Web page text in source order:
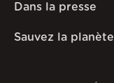
Dans la presse
Sauvez la planète